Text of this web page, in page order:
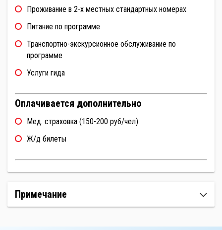
Проживание в 2-х местных стандартных номерах
Питание по программе
Транспортно-экскурсионное обслуживание по
программе
Услуги гида
Оплачивается дополнительно
Мед. страховка (150-200 руб/чел)
Ж/д билеты
Примечание